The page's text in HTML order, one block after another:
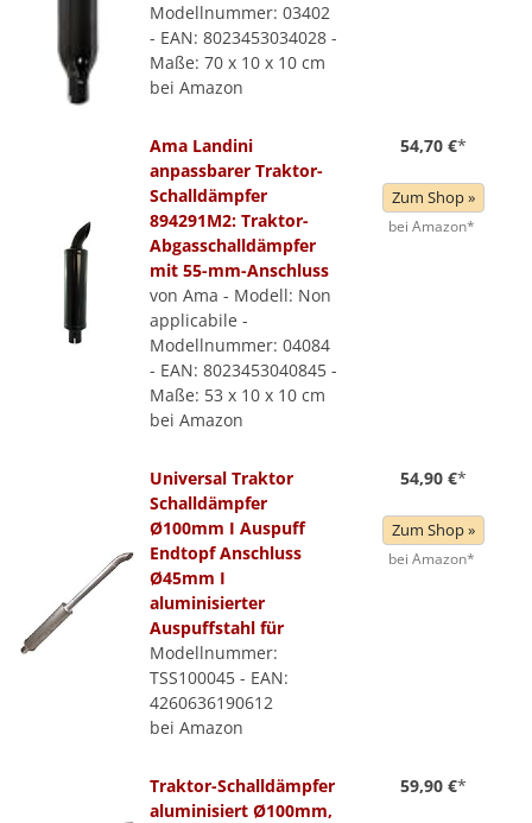
Modellnummer: 03402
- EAN: 8023453034028 -
Maße: 70 x 10 x 10 cm
bei Amazon
Ama Landini
anpassbarer Traktor-
Schalldämpfer
894291M2: Traktor-
Abgasschalldämpfer
mit 55-mm-Anschluss
von Ama - Modell: Non
applicabile -
Modellnummer: 04084
- EAN: 8023453040845 -
Maße: 53 x 10 x 10 cm
bei Amazon
54,70 €*
Zum Shop »
bei Amazon*
Universal Traktor
Schalldämpfer
Ø100mm I Auspuff
Endtopf Anschluss
Ø45mm I
aluminisierter
Auspuffstahl für
Modellnummer:
TSS100045 - EAN:
4260636190612
bei Amazon
54,90 €*
Zum Shop »
bei Amazon*
Traktor-Schalldämpfer
aluminisiert Ø100mm,
59,90 €*